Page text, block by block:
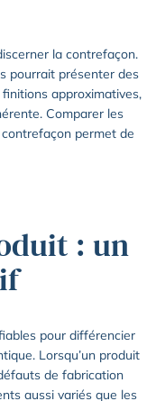
la contrefaçon.
pourrait présenter des
approximatives,
Comparer les
permet de
: un
pour différencier
Lorsqu’un produit
de fabrication
aussi variés que les